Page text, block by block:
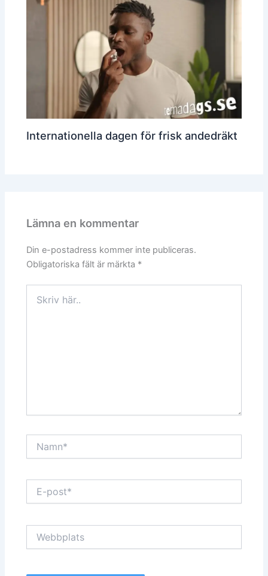
Internationella dagen för frisk andedräkt
Lämna en kommentar
Din e-postadress kommer inte publiceras.
Obligatoriska fält är märkta *
här..
post*